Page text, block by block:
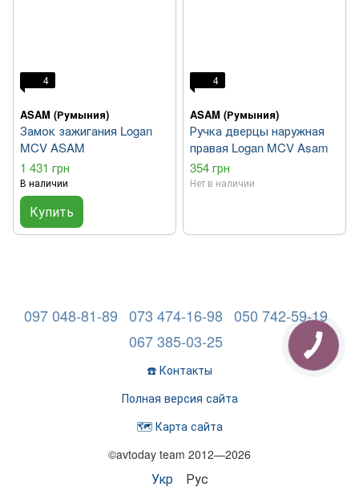
4
ASAM (Румыния)
Замок зажигания Logan
MCV ASAM
1 431 грн
В наличии
Купить
4
ASAM (Румыния)
Ручка дверцы наружная
правая Logan MCV Asam
354 грн
Нет в наличии
097 048-81-89 073 474-16-98 050 742-59-19
067 385-03-25
☎️ Контакты
Полная версия сайта
🗺️ Карта сайта
©avtoday team 2012—2026
Укр Рус